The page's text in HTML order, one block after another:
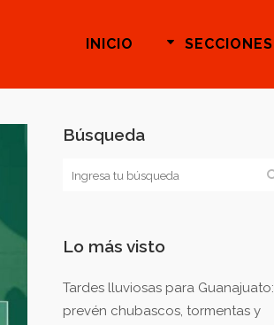
INICIO SECCIONES
Búsqueda
Lo más visto
Tardes lluviosas para Guanajuato:
prevén chubascos, tormentas y